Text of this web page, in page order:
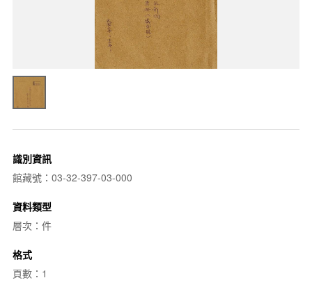
識別資訊
館藏號：03-32-397-03-000
資料類型
層次：件
格式
頁數：1